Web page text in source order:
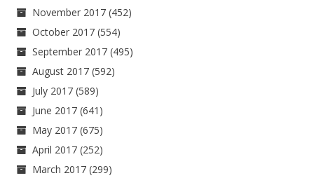
November 2017 (452)
October 2017 (554)
September 2017 (495)
August 2017 (592)
July 2017 (589)
June 2017 (641)
May 2017 (675)
April 2017 (252)
March 2017 (299)